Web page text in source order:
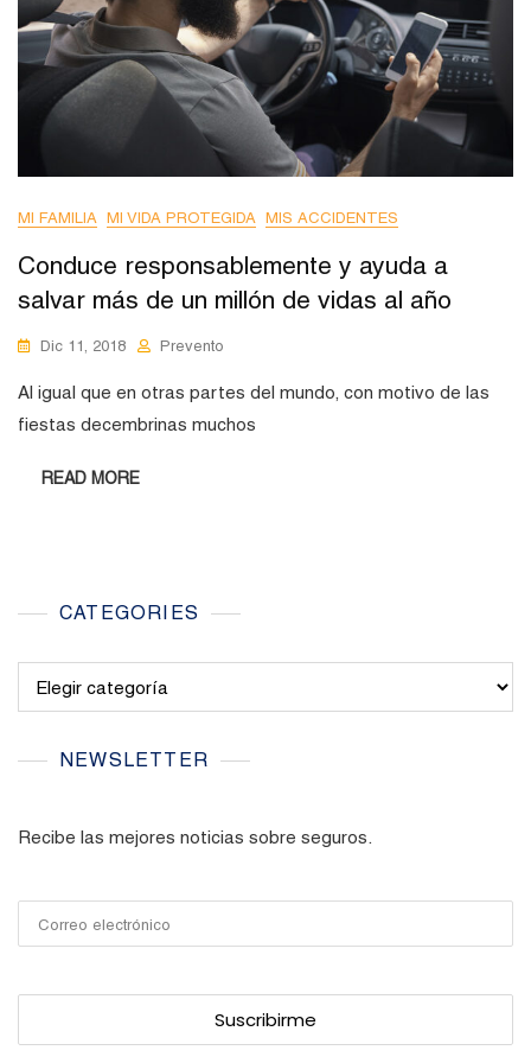
MI FAMILIA MI VIDA PROTEGIDA MIS ACCIDENTES
Conduce responsablemente y ayuda a
salvar más de un millón de vidas al año
Dic 11, 2018 Prevento
Al igual que en otras partes del mundo, con motivo de las
fiestas decembrinas muchos
READ MORE
CATEGORIES
NEWSLETTER
Recibe las mejores noticias sobre seguros.